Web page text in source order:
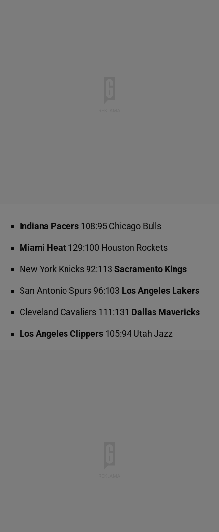
Indiana Pacers 108:95 Chicago Bulls
Miami Heat 129:100 Houston Rockets
New York Knicks 92:113 Sacramento Kings
San Antonio Spurs 96:103 Los Angeles Lakers
Cleveland Cavaliers 111:131 Dallas Mavericks
Los Angeles Clippers 105:94 Utah Jazz